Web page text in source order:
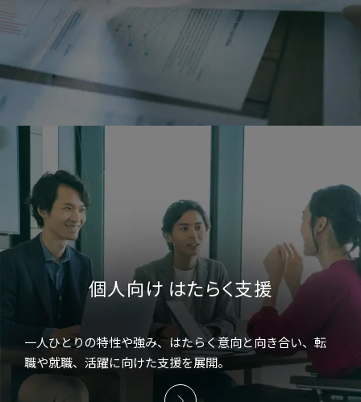
個人向け はたらく支援
一人ひとりの特性や強み、はたらく意向と向き合い、転
職や就職、活躍に向けた支援を展開。